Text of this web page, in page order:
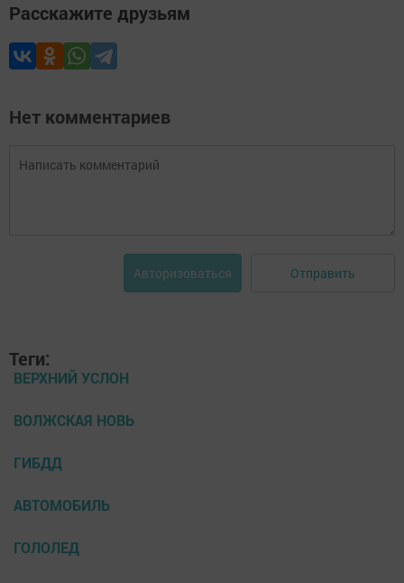
Расскажите друзьям
Нет комментариев
Авторизоваться Отправить
Теги:
ВЕРХНИЙ УСЛОН
ВОЛЖСКАЯ НОВЬ
ГИБДД
АВТОМОБИЛЬ
ГОЛОЛЕД